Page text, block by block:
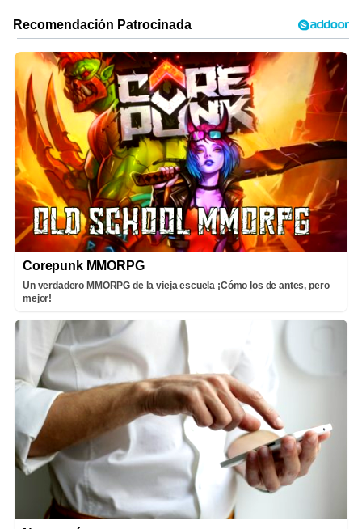
Corepunk MMORPG
Un verdadero MMORPG de la vieja escuela ¡Cómo los de antes, pero
mejor!